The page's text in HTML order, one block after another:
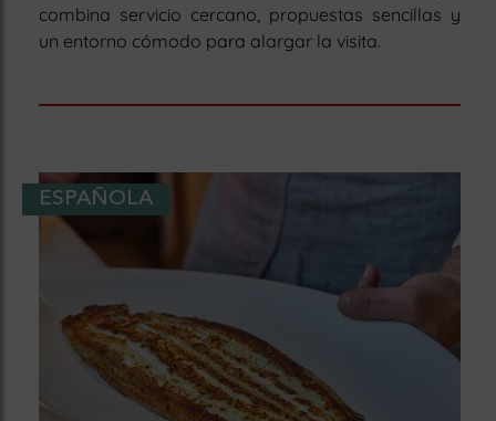
combina servicio cercano, propuestas sencillas y
un entorno cómodo para alargar la visita.
ESPAÑOLA